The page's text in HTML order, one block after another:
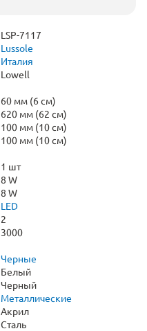
LSP-7117
Lussole
Италия
Lowell
60 мм (6 см)
620 мм (62 см)
100 мм (10 см)
100 мм (10 см)
1 шт
8 W
8 W
LED
2
3000
Черные
Белый
Черный
Металлические
Акрил
Сталь